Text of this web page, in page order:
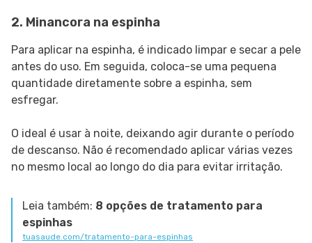
2. Minancora na espinha
Para aplicar na espinha, é indicado limpar e secar a pele
antes do uso. Em seguida, coloca-se uma pequena
quantidade diretamente sobre a espinha, sem
esfregar.
O ideal é usar à noite, deixando agir durante o período
de descanso. Não é recomendado aplicar várias vezes
no mesmo local ao longo do dia para evitar irritação.
Leia também: 8 opções de tratamento para
espinhas
tuasaude.com/tratamento-para-espinhas